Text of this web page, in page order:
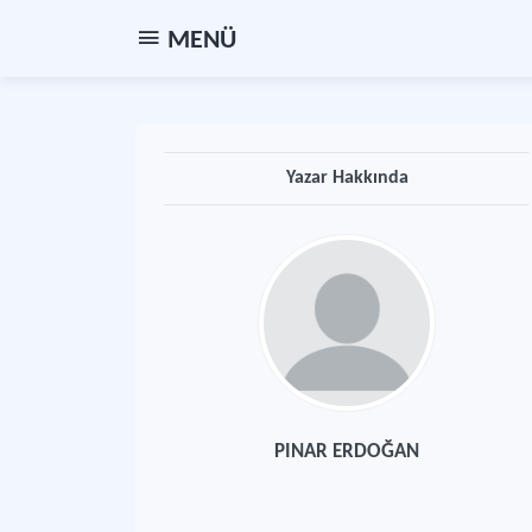
MENÜ
Yazar Hakkında
PINAR ERDOĞAN